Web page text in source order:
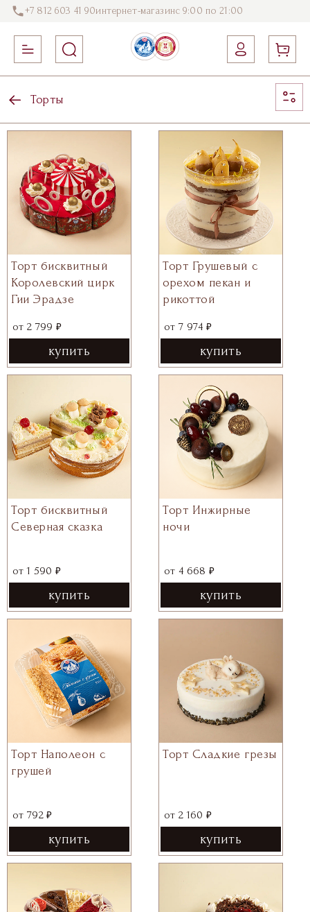
+7 812 603 41 90интернет-магазинс 9:00 по 21:00
Торты
Торт бисквитный
Королевский цирк
Гии Эрадзе
от 2 799 ₽
купить
Торт Грушевый с
орехом пекан и
рикоттой
от 7 974 ₽
купить
Торт бисквитный
Северная сказка
от 1 590 ₽
купить
Торт Инжирные
ночи
от 4 668 ₽
купить
Торт Наполеон с
грушей
от 792 ₽
купить
Торт Сладкие грезы
от 2 160 ₽
купить